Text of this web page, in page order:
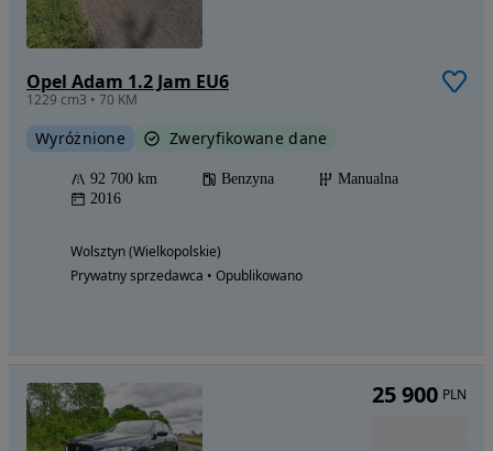
Opel Adam 1.2 Jam EU6
1229 cm3 • 70 KM
Wyróżnione Zweryfikowane dane
92 700 km Benzyna
Manualna
2016
Wolsztyn (Wielkopolskie)
Prywatny sprzedawca • Opublikowano
25 900 PLN